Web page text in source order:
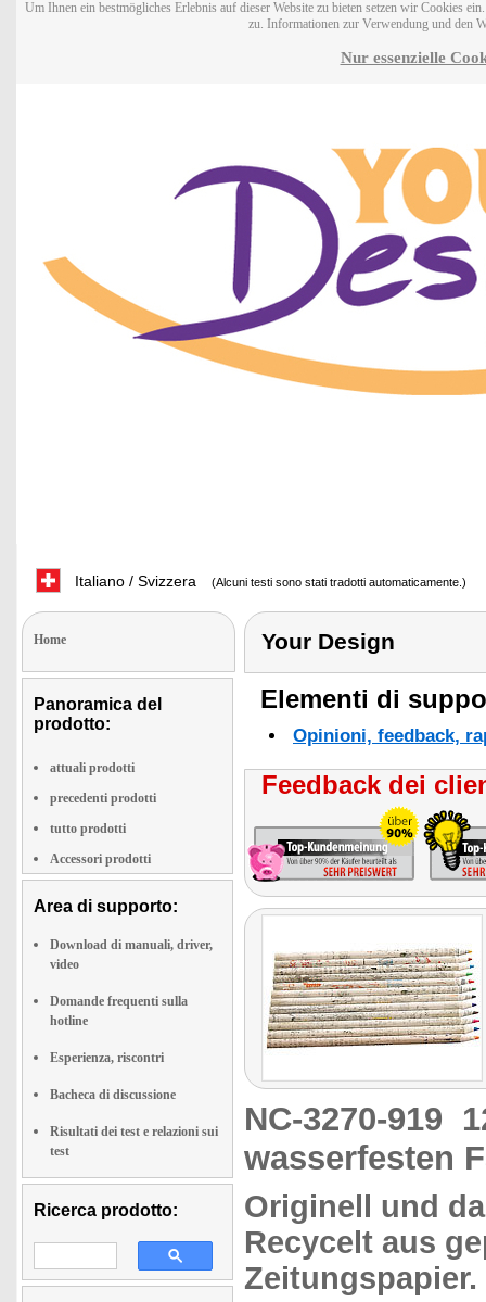
Um Ihnen ein bestmögliches Erlebnis auf dieser Website zu bieten setzen wir Cookies
zu. Informationen zur Verwendung und den
Nur essenzielle
Italiano / Svizzera (Alcuni testi sono stati tradotti automaticamente.)
Home
Panoramica del
prodotto:
attuali prodotti
precedenti prodotti
tutto prodotti
Accessori prodotti
Area di supporto:
Download di manuali, driver,
video
Domande frequenti sulla
hotline
Esperienza, riscontri
Bacheca di discussione
Risultati dei test e relazioni sui
test
Ricerca prodotto:
Your Design
Elementi di
Opinioni, feedback,
Feedback dei
NC-3270-919
wasserfesten
Originell und
Recycelt aus
Zeitungspapier.